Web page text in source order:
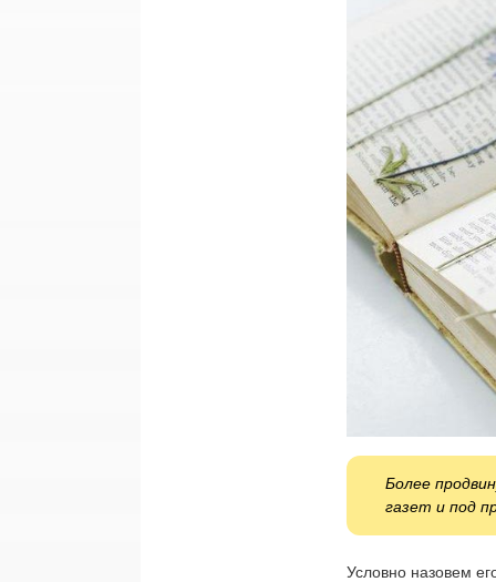
Более
газет и под
Условно назовем